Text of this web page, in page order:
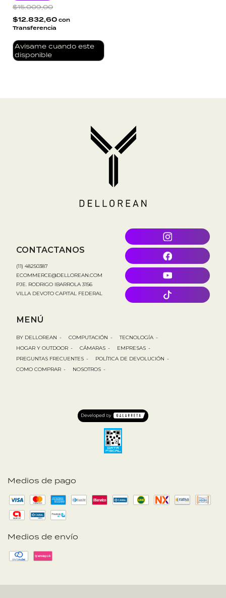
$15.009,00
$12.832,60 con
Transferencia
Avisame cuando este
disponible
Medios de pago
Medios de envío
CONTACTANOS
(11) 48250387
ECOMMERCE@DELLOREAN.COM
PJE. RODRIGO IBARROLA 3156
VILLA DEVOTO CAPITAL FEDERAL
MENÚ
BY DELLOREAN - COMPUTACIÓN - TECNOLOGÍA -
HOGAR Y OUTDOOR - CÁMARAS - EMPRESAS -
PREGUNTAS FRECUENTES - POLÍTICA DE DEVOLUCIÓN -
COMO COMPRAR - NOSOTROS -